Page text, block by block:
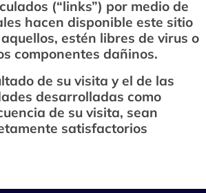
(“links”) por medio de
hacen disponible este sitio
estén libres de virus o
componentes dañinos.
de su visita y el de las
desarrolladas como
de su visita, sean
satisfactorios